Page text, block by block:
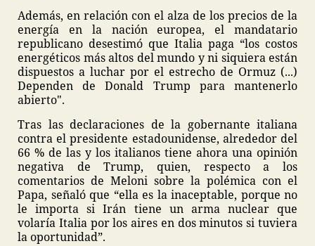
Además, en relación con el alza de los precios de la
energía en la nación europea, el mandatario
republicano desestimó que Italia paga “los costos
energéticos más altos del mundo y ni siquiera están
dispuestos a luchar por el estrecho de Ormuz (...)
Dependen de Donald Trump para mantenerlo
abierto".
Tras las declaraciones de la gobernante italiana
contra el presidente estadounidense, alrededor del
66 % de las y los italianos tiene ahora una opinión
negativa de Trump, quien, respecto a los
comentarios de Meloni sobre la polémica con el
Papa, señaló que “ella es la inaceptable, porque no
le importa si Irán tiene un arma nuclear que
volaría Italia por los aires en dos minutos si tuviera
la oportunidad”.